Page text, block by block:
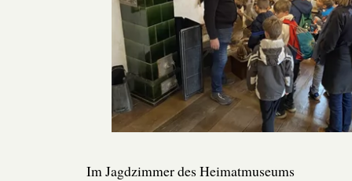
Im Jagdzimmer des Heimatmuseums